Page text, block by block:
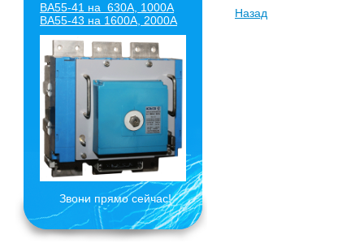
Назад
ВА55-41 на 630А, 1000А
ВА55-43 на 1600А, 2000А
Звони прямо сейчас!